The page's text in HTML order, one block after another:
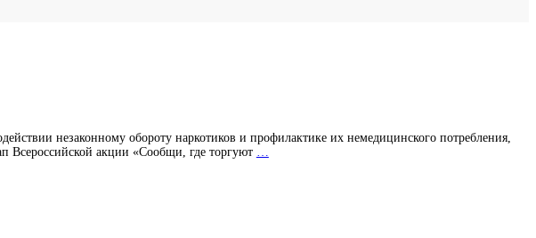
незаконному обороту наркотиков и профилактике их немедицинского потребления,
Всероссийской акции «Сообщи, где торгуют